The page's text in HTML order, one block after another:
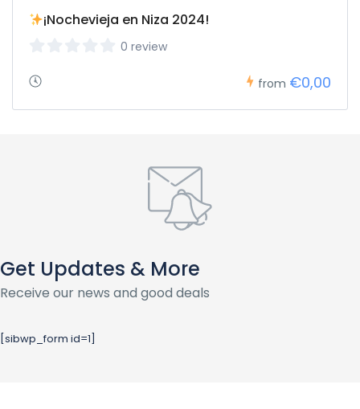
¡Nochevieja en Niza 2024!
0 review
from €0,00
Get Updates & More
Receive our news and good deals
[sibwp_form id=1]